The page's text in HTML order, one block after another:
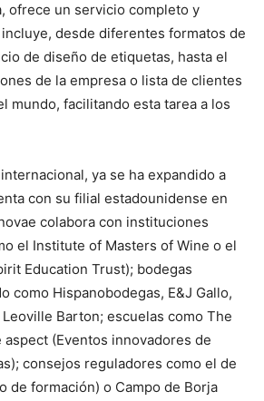
ofrece un servicio completo y
desde diferentes formatos de
de diseño de etiquetas, hasta el
de la empresa o lista de clientes
mundo, facilitando esta tarea a los
ya se ha expandido a
con su filial estadounidense en
colabora con instituciones
el Institute of Masters of Wine o el
Education Trust); bodegas
como Hispanobodegas, E&J Gallo,
Leoville Barton; escuelas como The
(Eventos innovadores de
consejos reguladores como el de
de formación) o Campo de Borja